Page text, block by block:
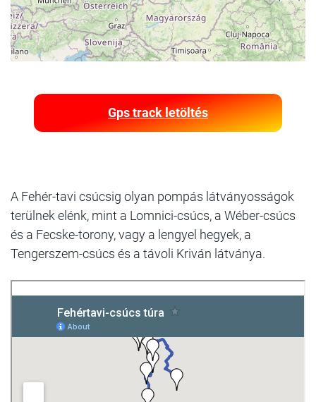
Gps track letöltés
A Fehér-tavi csúcsig olyan pompás látványosságok
terülnek elénk, mint a Lomnici-csúcs, a Wéber-csúcs
és a Fecske-torony, vagy a lengyel hegyek, a
Tengerszem-csúcs és a távoli Kriván látványa.